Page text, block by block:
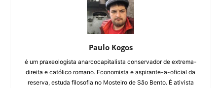
Paulo Kogos
é um praxeologista anarcocapitalista conservador de extrema-
direita e católico romano. Economista e aspirante-a-oficial da
reserva, estuda filosofia no Mosteiro de São Bento. É ativista